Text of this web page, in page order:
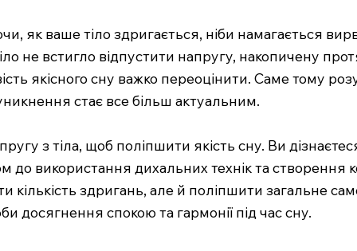
як ваше тіло здригається, ніби намагається
не встигло відпустити напругу, накопичену
якісного сну важко переоцінити. Саме тому
стає все більш актуальним.
з тіла, щоб поліпшити якість сну. Ви
використання дихальних технік та
здригань, але й поліпшити загальне
досягнення спокою та гармонії під час сну.